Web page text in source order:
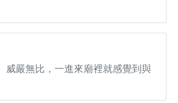
威嚴無比，一進來廟裡就感覺到與